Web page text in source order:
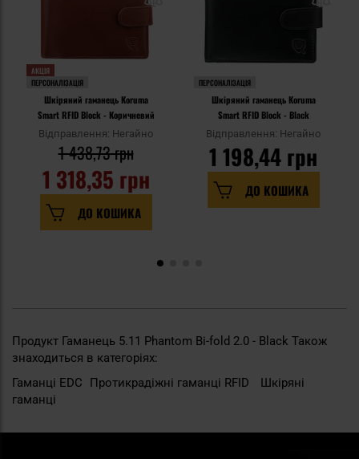
АКЦІЯ
ПЕРСОНАЛІЗАЦІЯ
Шкіряний гаманець Koruma
Smart RFID Block - Коричневий
Відправлення: Негайно
1 318,35 грн
1 438,73 грн
ДО КОШИКА
ПЕРСОНАЛІЗАЦІЯ
Шкіряний гаманець Koruma
Smart RFID Block - Black
Відправлення: Негайно
1 198,44 грн
ДО КОШИКА
Продукт Гаманець 5.11 Phantom Bi-fold 2.0 - Black Також
знаходиться в категоріях:
Гаманці EDC
Протикрадіжні гаманці RFID
Шкіряні
гаманці